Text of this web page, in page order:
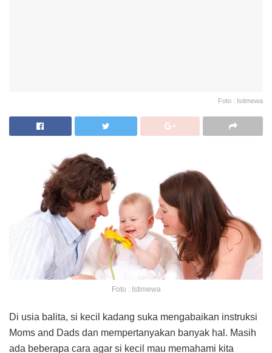
Foto : Istimewa
Foto : Istimewa
Di usia balita, si kecil kadang suka mengabaikan instruksi
Moms and Dads dan mempertanyakan banyak hal. Masih
ada beberapa cara agar si kecil mau memahami kita